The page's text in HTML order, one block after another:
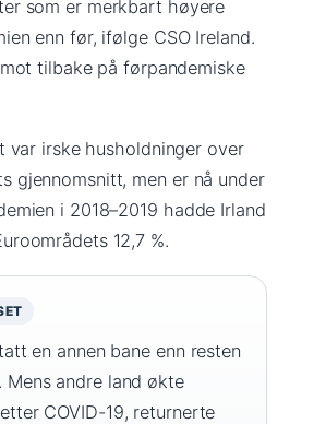
som er merkbart høyere
enn før, ifølge CSO Ireland.
tilbake på førpandemiske
var irske husholdninger over
gjennomsnitt, men er nå under
i 2018–2019 hadde Irland
12,7 %.
en annen bane enn resten
Mens andre land økte
COVID-19, returnerte